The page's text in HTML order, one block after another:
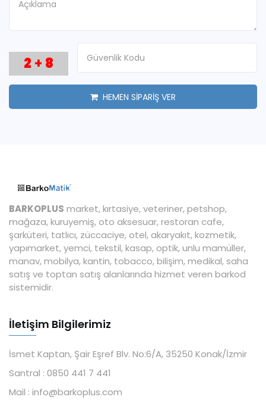
2 + 8
HEMEN SİPARİŞ VER
BARKOPLUS market, kırtasiye, veteriner, petshop,
mağaza, kuruyemiş, oto aksesuar, restoran cafe,
şarküteri, tatlıcı, züccaciye, otel, akaryakıt, kozmetik,
yapımarket, yemci, tekstil, kasap, optik, unlu mamüller,
manav, mobilya, kantin, tobacco, bilişim, medikal, saha
satış ve toptan satış alanlarında hizmet veren barkod
sistemidir.
İletişim Bilgilerimiz
İsmet Kaptan, Şair Eşref Blv. No:6/A, 35250 Konak/İzmir
Santral : 0850 441 7 441
Mail : info@barkoplus.com